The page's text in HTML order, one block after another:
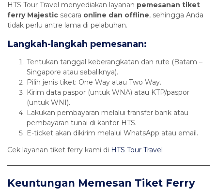
HTS Tour Travel menyediakan layanan pemesanan tiket
ferry Majestic secara online dan offline, sehingga Anda
tidak perlu antre lama di pelabuhan.
Langkah-langkah pemesanan:
Tentukan tanggal keberangkatan dan rute (Batam –
Singapore atau sebaliknya).
Pilih jenis tiket: One Way atau Two Way.
Kirim data paspor (untuk WNA) atau KTP/paspor
(untuk WNI).
Lakukan pembayaran melalui transfer bank atau
pembayaran tunai di kantor HTS.
E-ticket akan dikirim melalui WhatsApp atau email.
Cek layanan tiket ferry kami di HTS Tour Travel
Keuntungan Memesan Tiket Ferry